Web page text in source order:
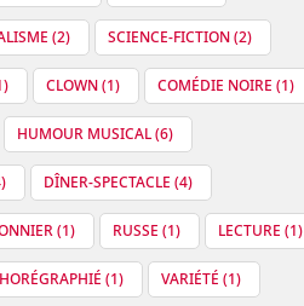
(2) SCIENCE-FICTION (2)
CLOWN (1) COMÉDIE NOIRE (1)
HUMOUR MUSICAL (6)
DÎNER-SPECTACLE (4)
(1) RUSSE (1) LECTURE (1)
(1) VARIÉTÉ (1)